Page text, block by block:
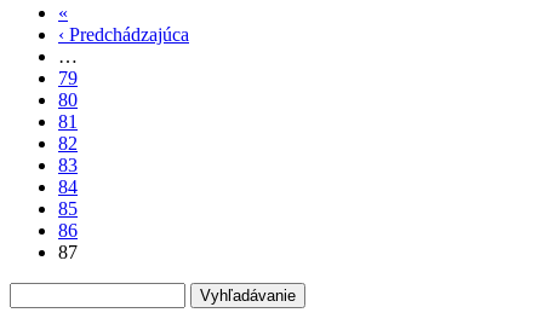
Stránkovanie
«
strana
‹ Predchádzajúca
…
79
80
81
82
83
84
85
86
87